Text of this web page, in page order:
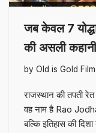
जब केवल 7
की असली
by Old is Gold
राजस्थान की तपती
वह नाम है Rao
बल्कि इतिहास की